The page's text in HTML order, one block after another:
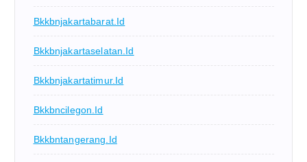
Bkkbnjakartabarat.id
Bkkbnjakartaselatan.id
Bkkbnjakartatimur.id
Bkkbncilegon.id
Bkkbntangerang.id